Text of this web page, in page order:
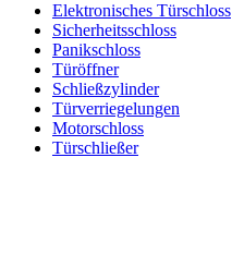
Elektronisches Türschloss
Sicherheitsschloss
Panikschloss
Türöffner
Schließzylinder
Türverriegelungen
Motorschloss
Türschließer